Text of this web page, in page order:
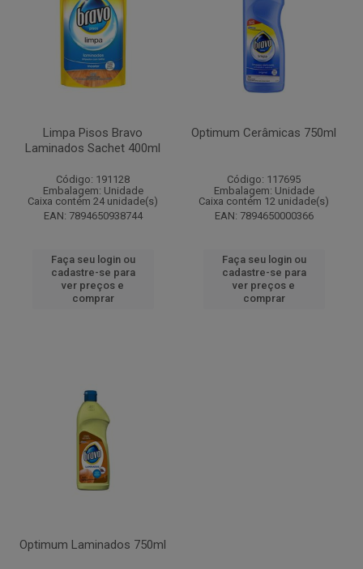
Limpa Pisos Bravo
Laminados Sachet 400ml
Código: 191128
Embalagem: Unidade
Caixa contém 24 unidade(s)
EAN: 7894650938744
Faça seu login ou
cadastre-se para
ver preços e
comprar
Optimum Cerâmicas 750ml
Código: 117695
Embalagem: Unidade
Caixa contém 12 unidade(s)
EAN: 7894650000366
Faça seu login ou
cadastre-se para
ver preços e
comprar
Optimum Laminados 750ml